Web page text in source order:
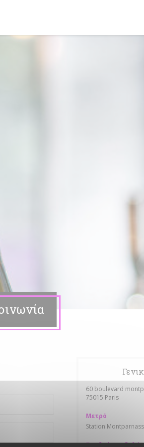
60 boulevard
75015 Paris
Μετρό
Station
Σταθμός